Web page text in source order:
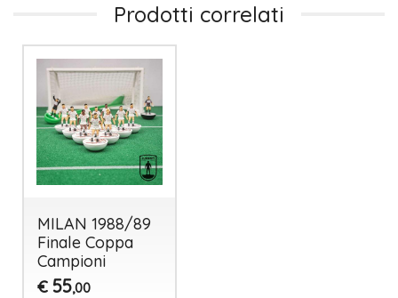
Prodotti correlati
MILAN 1988/89
Finale Coppa
Campioni
€ 55,00